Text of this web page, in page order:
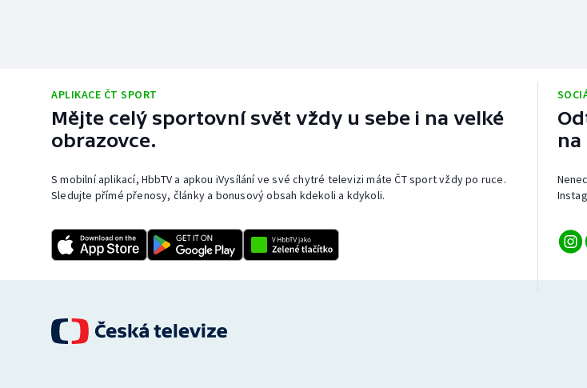
APLIKACE ČT SPORT
Mějte celý sportovní svět vždy u sebe i na velké
obrazovce.
S mobilní aplikací, HbbTV a apkou iVysílání ve své chytré televizi máte ČT sport vždy po ruce.
Sledujte přímé přenosy, články a bonusový obsah kdekoli a kdykoli.